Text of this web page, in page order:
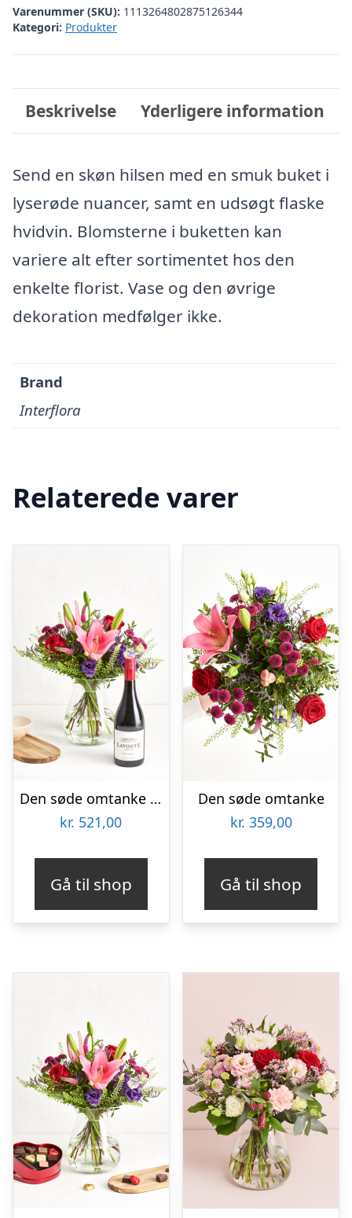
Varenummer (SKU): 1113264802875126344
Kategori: Produkter
Beskrivelse Yderligere information
Send en skøn hilsen med en smuk buket i
lyserøde nuancer, samt en udsøgt flaske
hvidvin. Blomsterne i buketten kan
variere alt efter sortimentet hos den
enkelte florist. Vase og den øvrige
dekoration medfølger ikke.
Brand
Interflora
Relaterede varer
Den søde omtanke med Zinfandel
kr. 521,00
Gå til shop
Den søde omtanke
kr. 359,00
Gå til shop